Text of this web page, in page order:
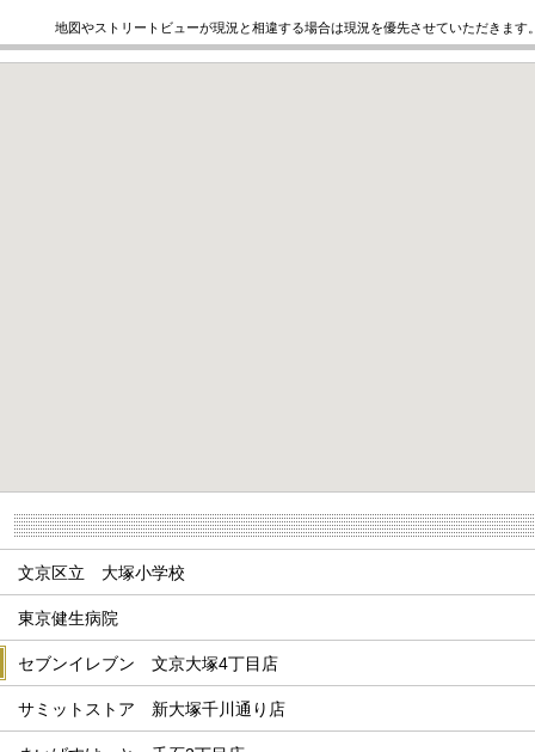
地図やストリートビューが現況と相違する場合は現況を優先させていただきます。
文京区立 大塚小学校
東京健生病院
セブンイレブン 文京大塚4丁目店
サミットストア 新大塚千川通り店